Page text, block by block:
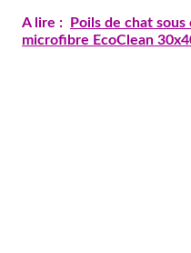
A lire :
Poils de chat
microfibre EcoClean